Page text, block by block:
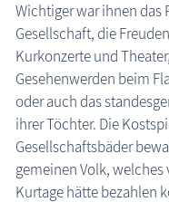
Wichtiger war ihnen das
Gesellschaft, die
Kurkonzerte und
Gesehenwerden beim
oder auch das
ihrer Töchter. Die
Gesellschaftsbäder
gemeinen Volk,
Kurtage hätte bezahlen